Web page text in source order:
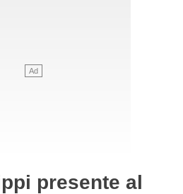
presente al